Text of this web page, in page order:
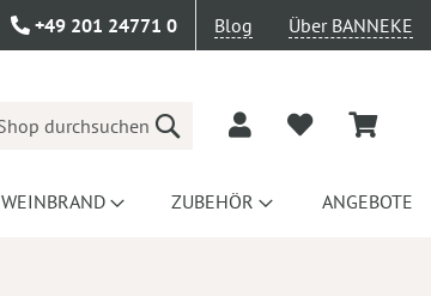
+49 201 24771 0 Blog Über BANNEKE
Suche
WEINBRAND ZUBEHÖR ANGEBOTE